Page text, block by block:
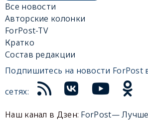
Все новости
Авторские колонки
ForPost-TV
Кратко
Состав редакции
Подпишитесь на новости ForPost
сетях:
Наш канал в Дзен: ForPost—